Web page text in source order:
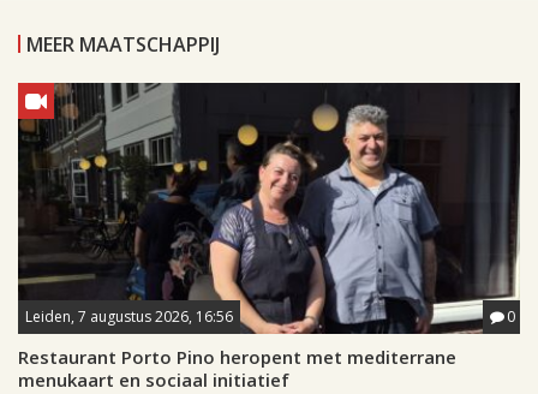
MEER MAATSCHAPPIJ
Leiden, 7 augustus 2026, 16:56 0
Restaurant Porto Pino heropent met mediterrane
menukaart en sociaal initiatief